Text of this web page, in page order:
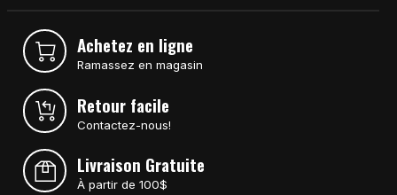
Achetez en ligne
Ramassez en magasin
Retour facile
Contactez-nous!
Livraison Gratuite
À partir de 100$